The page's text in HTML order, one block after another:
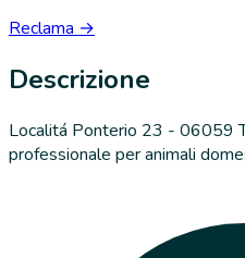
Reclama →
Descrizione
Localitá Ponterio 23 - 06059
professionale per animali